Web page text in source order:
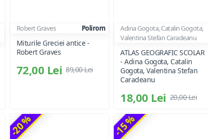
Robert Graves Polirom
Miturile Greciei antice -
Robert Graves
72,00 Lei 89,00 Lei
Adina Gogota, Catalin Gogota,
Valentina Stefan Caradeanu
ATLAS GEOGRAFIC SCOLAR
- Adina Gogota, Catalin
Gogota, Valentina Stefan
Caradeanu
18,00 Lei 20,00 Lei
-20 % -15 %